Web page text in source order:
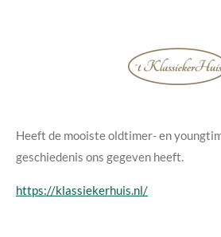
Heeft de mooiste oldtimer- en
geschiedenis ons gegeven heeft.
https://klassiekerhuis.nl/